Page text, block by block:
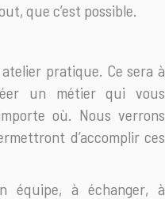
que c’est possible.
pratique. Ce sera à
un métier qui vous
où. Nous verrons
d’accomplir ces
équipe, à échanger, à